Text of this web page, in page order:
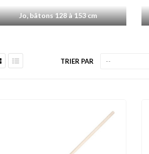
Jo, bâtons 128 à 153 cm
TRIER PAR